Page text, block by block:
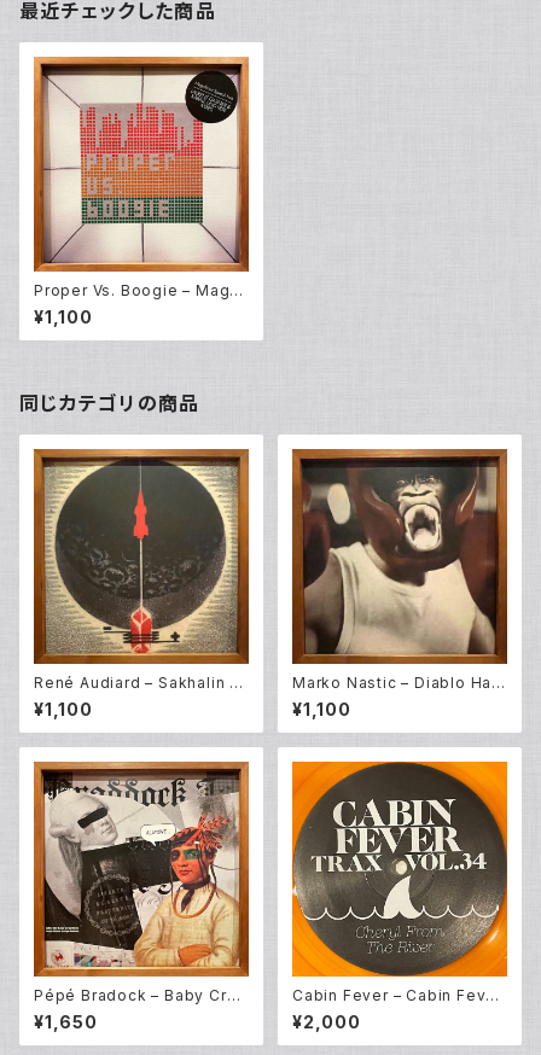
最近チェックした商品
Proper Vs. Boogie – Magni
ficent Speech Funk Remix
(12EP)
¥1,100
同じカテゴリの商品
René Audiard – Sakhalin (1
2EP)
¥1,100
Marko Nastic – Diablo Ha V
uelto (12EP)
¥1,100
Pépé Bradock – Baby Crad
dock (12EP)
¥1,650
Cabin Fever – Cabin Fever
Trax Vol.34 (12EP)
¥2,000